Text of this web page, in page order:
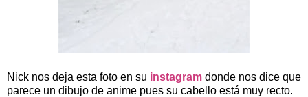
Nick nos deja esta foto en su instagram donde nos dice que
parece un dibujo de anime pues su cabello está muy recto.